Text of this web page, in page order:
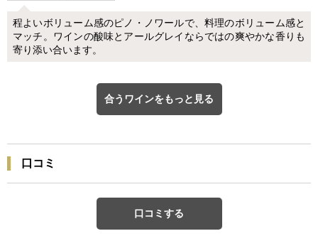
程よいボリューム感のピノ・ノワールで、料理のボリューム感と
マッチ。ワインの酸味とアールグレイならではの爽やかな香りも
寄り添い合います。
合うワインをもっと見る
口コミ
口コミする